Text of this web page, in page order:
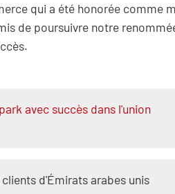
qui a été honorée comme
de poursuivre notre
avec succès dans l'union
d'Émirats arabes unis